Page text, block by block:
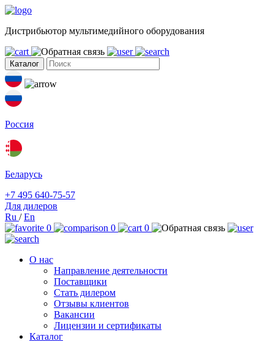
Дистрибьютор мультимедийного оборудования
Каталог
Россия
Беларусь
+7 495 640-75-57
Для дилеров
Ru /En
0
0 0
О нас
Направление деятельности
Поставщики
Стать дилером
Отзывы клиентов
Вакансии
Лицензии и сертификаты
Каталог